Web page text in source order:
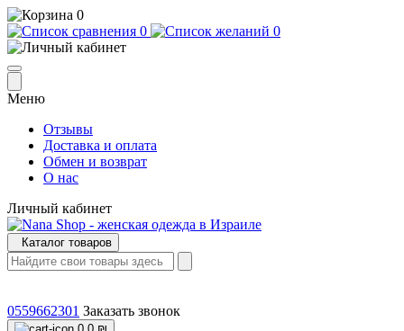
0
0
0
Меню
Отзывы
Доставка и оплата
Обмен и возврат
О нас
Личный кабинет
Каталог товаров
0559662301 Заказать звонок